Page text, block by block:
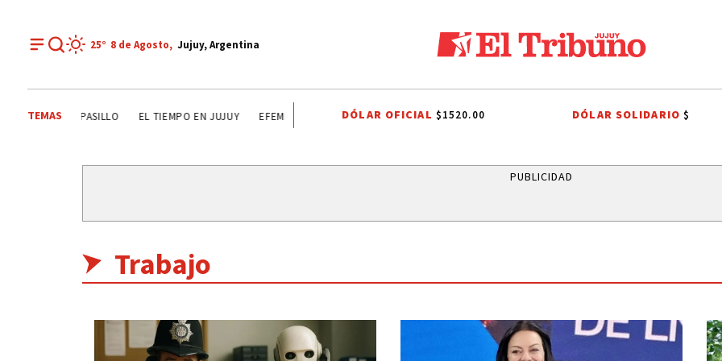
25° 8 de Agosto, Jujuy, Argentina
TEMAS
TEATRO EL PASILLO EL TIEMPO EN JUJUY EFEMÉRIDES BRASIL TENDENCIAS SELECCIÓN ARGENTINA JORGE MESSI TENDENCIA
DÓLAR OFICIAL $1520.00 DÓLAR SOLIDARIO$
PUBLICIDAD
Trabajo